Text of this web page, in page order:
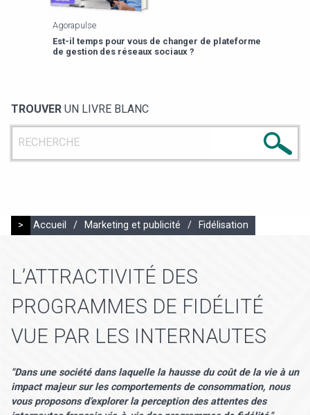
Agorapulse
Est-il temps pour vous de changer de plateforme
de gestion des réseaux sociaux ?
TROUVER UN LIVRE BLANC
> Accueil / Marketing et publicité / Fidélisation
L’ATTRACTIVITÉ DES
PROGRAMMES DE FIDÉLITÉ
VUE PAR LES INTERNAUTES
"Dans une société dans laquelle la hausse du coût de la vie à un
impact majeur sur les comportements de consommation, nous
vous proposons d’explorer la perception des attentes des